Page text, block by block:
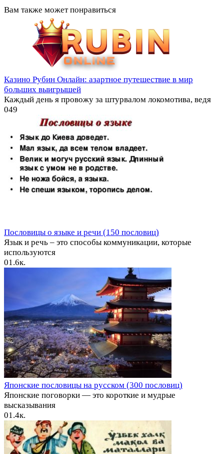
Вам также может понравиться
Казино Рубин Онлайн: азартное путешествие в мир
больших выигрышей
Каждый день я провожу за штурвалом локомотива, ведя
049
Пословицы о языке и речи (150 пословиц)
Язык и речь – это способы коммуникации, которые
используются
01.6к.
Японские пословицы на русском (300 пословиц)
Японские поговорки — это короткие и мудрые
высказывания
01.4к.